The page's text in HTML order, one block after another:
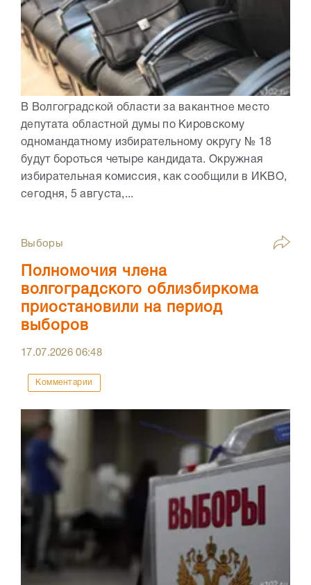
В Волгоградской области за вакантное место
депутата областной думы по Кировскому
одномандатному избирательному округу № 18
будут бороться четыре кандидата. Окружная
избирательная комиссия, как сообщили в ИКВО,
сегодня, 5 августа,...
Выборы
Полномочия члена
волгоградского облизбиркома
приостановили на период
выборов
17.07.202606:48
Комментарии